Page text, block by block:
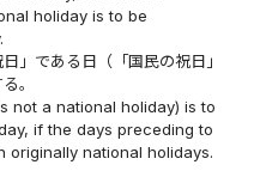
holiday is to be
」である日（「国民の祝日」
。
not a national holiday) is to
if the days preceding to
originally national holidays.